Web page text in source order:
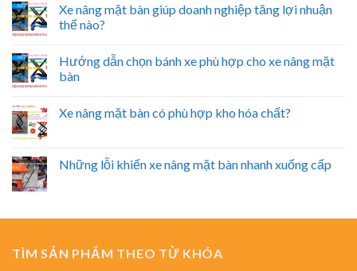
Xe nâng mặt bàn giúp doanh nghiệp tăng lợi nhuận
thế nào?
Hướng dẫn chọn bánh xe phù hợp cho xe nâng mặt
bàn
Xe nâng mặt bàn có phù hợp kho hóa chất?
Những lỗi khiến xe nâng mặt bàn nhanh xuống cấp
TÌM SẢN PHẨM THEO TỪ KHÓA